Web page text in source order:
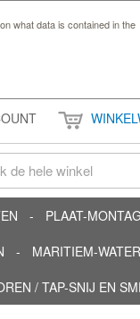
what data is contained in the
PLAAT-
MARITIEM-
/ TAP-SNIJ EN